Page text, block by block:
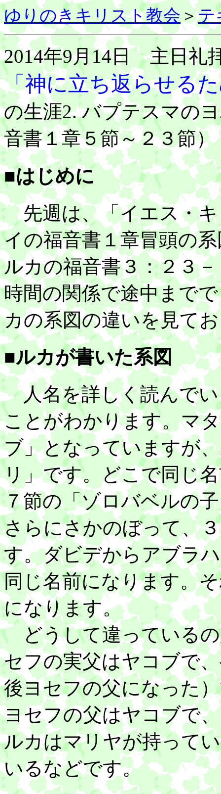
ゆりのきキリスト教会 ＞テ
2014年9月14日 主日礼
「神に立ち返らせる
の生涯2. バプテスマの
音書１章５節～２３節）
■はじめに
先週は、「イエス・キ
イの福音書１章冒頭の
ルカの福音書３：２３
時間の関係で途中まで
カの系図の違いを見て
■ルカが書いた系図
人名を詳しく読んでい
ことがわかります。マ
ブ」となっていますが
リ」です。どこで同じ
７節の「ゾロバベルの
さらにさかのぼって、
す。ダビデからアブラ
同じ名前になります。
になります。
どうして違っているの
セフの実父はヤコブで
後ヨセフの父になった
ヨセフの父はヤコブで
ルカはマリヤが持って
いるなどです。